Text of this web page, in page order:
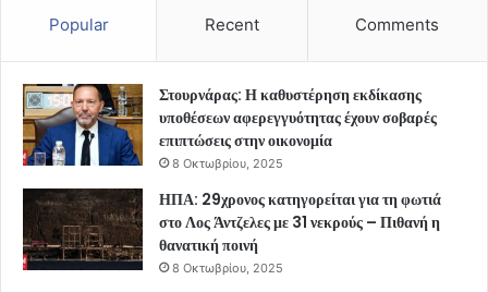
Popular Recent Comments
Στουρνάρας: Η καθυστέρηση εκδίκασης
υποθέσεων αφερεγγυότητας έχουν σοβαρές
επιπτώσεις στην οικονομία
8 Οκτωβρίου, 2025
ΗΠΑ: 29χρονος κατηγορείται για τη φωτιά
στο Λος Άντζελες με 31 νεκρούς – Πιθανή η
θανατική ποινή
8 Οκτωβρίου, 2025